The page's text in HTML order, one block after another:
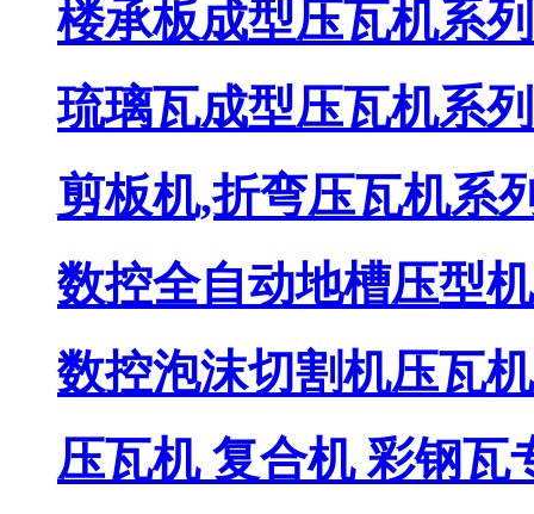
楼承板成型压瓦机系列
琉璃瓦成型压瓦机系列
剪板机,折弯压瓦机系
数控全自动地槽压型机
数控泡沫切割机压瓦
压瓦机 复合机 彩钢瓦